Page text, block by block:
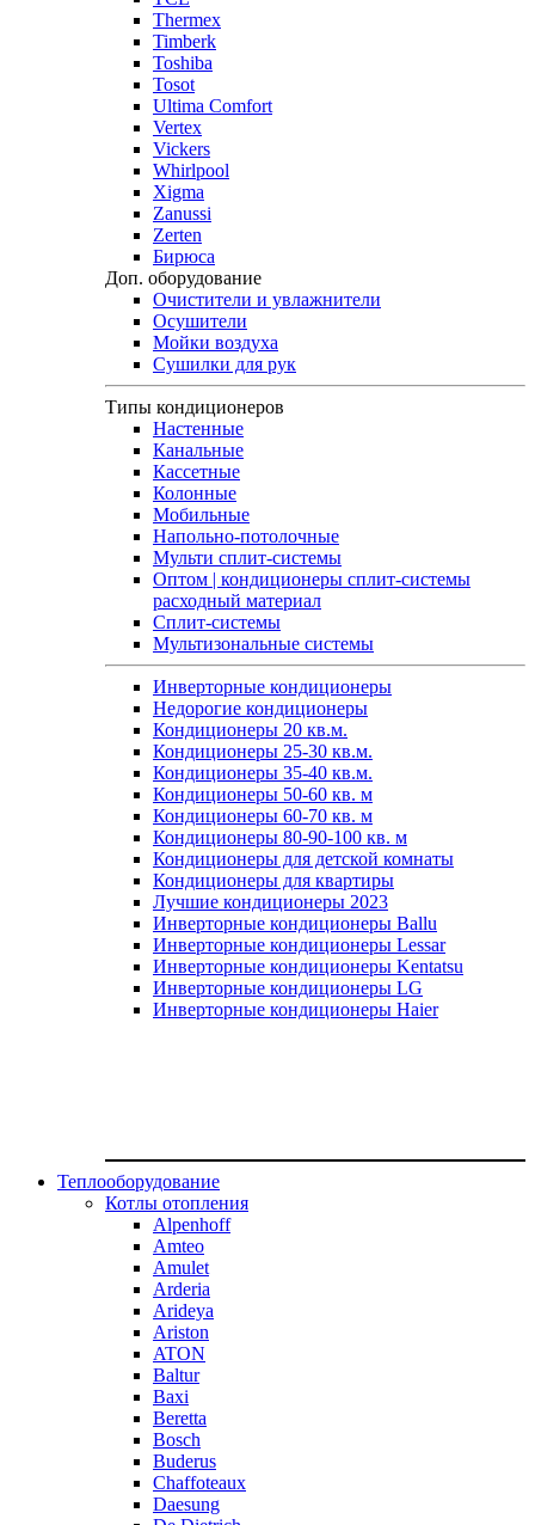
Thermex
Timberk
Toshiba
Tosot
Ultima Comfort
Vertex
Vickers
Whirlpool
Xigma
Zanussi
Zerten
Бирюса
Доп. оборудование
Очистители и увлажнители
Осушители
Мойки воздуха
Сушилки для рук
Типы кондиционеров
Настенные
Канальные
Кассетные
Колонные
Мобильные
Напольно-потолочные
Мульти сплит-системы
Оптом | кондиционеры сплит-системы
расходный материал
Сплит-системы
Мультизональные системы
Инверторные кондиционеры
Недорогие кондиционеры
Кондиционеры 20 кв.м.
Кондиционеры 25-30 кв.м.
Кондиционеры 35-40 кв.м.
Кондиционеры 50-60 кв. м
Кондиционеры 60-70 кв. м
Кондиционеры 80-90-100 кв. м
Кондиционеры для детской комнаты
Кондиционеры для квартиры
Лучшие кондиционеры 2023
Инверторные кондиционеры Ballu
Инверторные кондиционеры Lessar
Инверторные кондиционеры Kentatsu
Инверторные кондиционеры LG
Инверторные кондиционеры Haier
Теплооборудование
Котлы отопления
Alpenhoff
Amteo
Amulet
Arderia
Arideya
Ariston
ATON
Baltur
Baxi
Beretta
Bosch
Buderus
Chaffoteaux
Daesung